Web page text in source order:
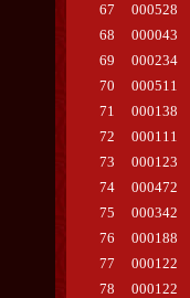
67
000528
68
000043
69
000234
70
000511
71
000138
72
000111
73
000123
74
000472
75
000342
76
000188
77
000122
78
000122